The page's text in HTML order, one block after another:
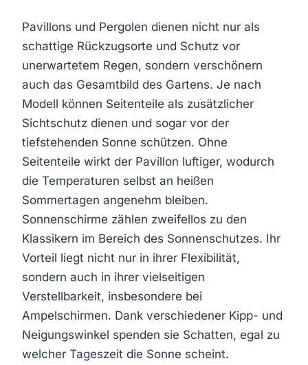
Pavillons und Pergolen dienen nicht nur als
schattige Rückzugsorte und Schutz vor
unerwartetem Regen, sondern verschönern
auch das Gesamtbild des Gartens. Je nach
Modell können Seitenteile als zusätzlicher
Sichtschutz dienen und sogar vor der
tiefstehenden Sonne schützen. Ohne
Seitenteile wirkt der Pavillon luftiger, wodurch
die Temperaturen selbst an heißen
Sommertagen angenehm bleiben.
Sonnenschirme zählen zweifellos zu den
Klassikern im Bereich des Sonnenschutzes. Ihr
Vorteil liegt nicht nur in ihrer Flexibilität,
sondern auch in ihrer vielseitigen
Verstellbarkeit, insbesondere bei
Ampelschirmen. Dank verschiedener Kipp- und
Neigungswinkel spenden sie Schatten, egal zu
welcher Tageszeit die Sonne scheint.